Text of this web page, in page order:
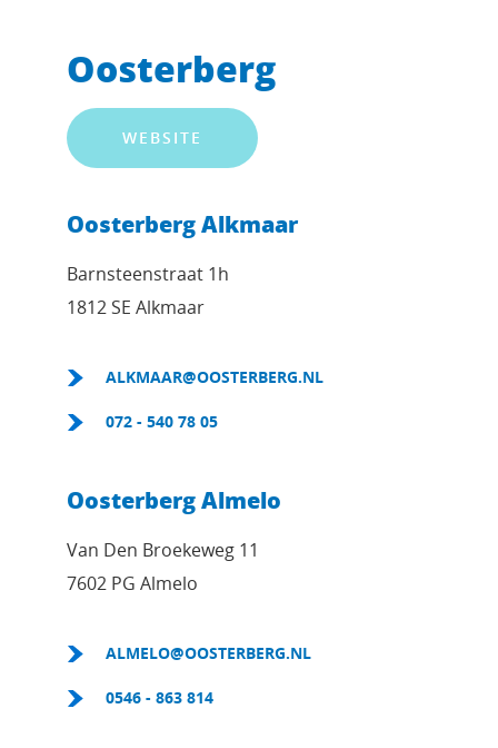
Oosterberg
WEBSITE
Oosterberg Alkmaar
Barnsteenstraat 1h
1812 SE Alkmaar
ALKMAAR@OOSTERBERG.NL
072 - 540 78 05
Oosterberg Almelo
Van Den Broekeweg 11
7602 PG Almelo
ALMELO@OOSTERBERG.NL
0546 - 863 814